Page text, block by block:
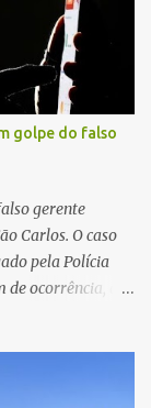
o Governo
ao fortalecimento
da
em um cenário
limitados, a
investir mais,
maior benefício
tanto na
golpe do falso
gerente
Carlos. O caso
pela Polícia
ocorrência, a